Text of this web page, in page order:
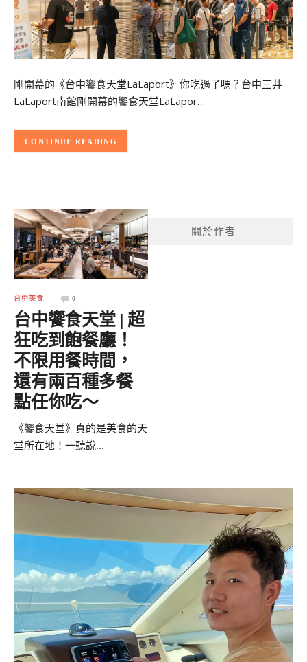
剛開幕的《台中饗食天堂LaLaport》你吃過了嗎？台中三井
LaLaport南館剛開幕的饗食天堂LaLapor…
CONTINUE READING
台中美食 0
台中饗食天堂 | 超
狂吃到飽餐廳！
不限用餐時間，
還有兩百種多餐
點任你吃～
《饗食天堂》真的是美食的天
堂所在地！一聽說...
關於作者